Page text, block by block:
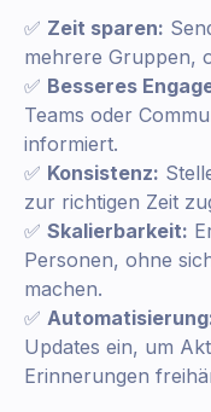
✅ Zeit sparen:
mehrere Gruppen,
✅ Besseres
Teams oder
informiert.
✅ Konsistenz:
zur richtigen Zeit
✅ Skalierbarkeit:
Personen, ohne
machen.
✅
Updates ein, um
Erinnerungen